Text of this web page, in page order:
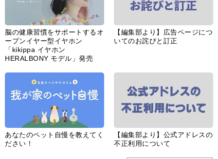
脳の健康習慣をサポートするオ
ープンイヤー型イヤホン
「kikippa イヤホン
HERALBONY モデル」発売
【編集部より】広告ページにつ
いてのお詫びと訂正
あなたのペット自慢を教えてく
ださい！
【編集部より】公式アドレスの
不正利用について